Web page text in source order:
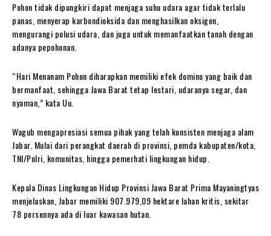
Pohon tidak dipungkiri dapat menjaga suhu udara agar tidak terlalu
panas, menyerap karbondioksida dan menghasilkan oksigen,
mengurangi polusi udara, dan juga untuk memanfaatkan tanah dengan
adanya pepohonan.
“Hari Menanam Pohon diharapkan memiliki efek domino yang baik dan
bermanfaat, sehingga Jawa Barat tetap lestari, udaranya segar, dan
nyaman,” kata Uu.
Wagub mengapresiasi semua pihak yang telah konsisten menjaga alam
Jabar. Mulai dari perangkat daerah di provinsi, pemda kabupaten/kota,
TNI/Polri, komunitas, hingga pemerhati lingkungan hidup.
Kepala Dinas Lingkungan Hidup Provinsi Jawa Barat Prima Mayaningtyas
menjelaskan, Jabar memiliki 907.979,09 hektare lahan kritis, sekitar
78 persennya ada di luar kawasan hutan.